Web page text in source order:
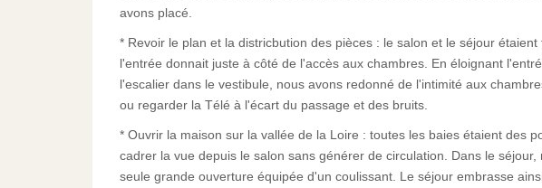
avons placé.
* Revoir le plan et la districbution des pièces : le salon et le séjour
l'entrée donnait juste à côté de l'accès aux chambres. En éloignant
l'escalier dans le vestibule, nous avons redonné de l'intimité aux
ou regarder la Télé à l'écart du passage et des bruits.
* Ouvrir la maison sur la vallée de la Loire : toutes les baies étaient des
cadrer la vue depuis le salon sans générer de circulation. Dans le
seule grande ouverture équipée d'un coulissant. Le séjour embrasse